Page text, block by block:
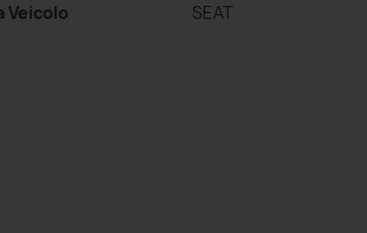
Veicolo SEAT